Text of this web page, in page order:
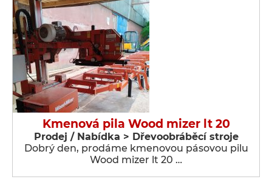
Kmenová pila Wood mizer lt 20
Prodej / Nabídka > Dřevoobráběcí stroje
Dobrý den, prodáme kmenovou pásovou pilu
Wood mizer lt 20 …